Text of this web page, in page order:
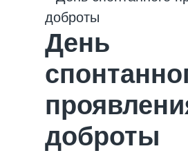
День
доброты